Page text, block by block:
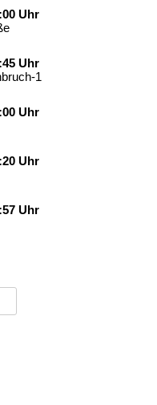
Uhr
Uhr
1
Uhr
Uhr
Uhr